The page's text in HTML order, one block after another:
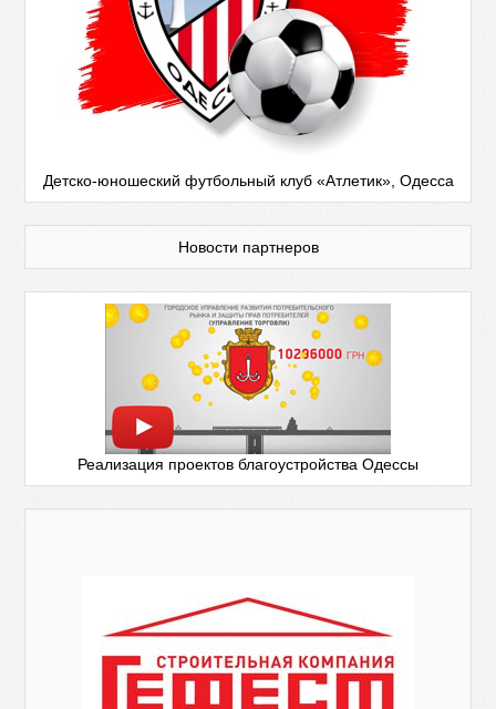
Детско-юношеский футбольный клуб «Атлетик», Одесса
Новости партнеров
Реализация проектов благоустройства Одессы